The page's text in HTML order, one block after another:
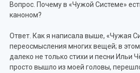
Вопрос. Почему в «Чужой Системе»
каноном?
Ответ. Как я написала выше, «Чужая
переосмысления многих вещей; в
далеко не только стихи и песни Ильи
просто вышло из моей головы,